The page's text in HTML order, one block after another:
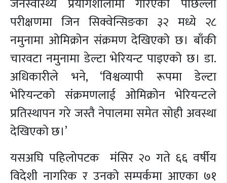
जनस्वास्थ्य प्रयोगशालामा गरिएको पछिल्लो
परीक्षणमा जिन सिक्वेन्सिङका ३२ मध्ये २८
नमुनामा ओमिक्रोन संक्रमण देखिएको छ। बाँकी
चारवटा नमुनामा डेल्टा भेरियन्ट पाइएको छ। डा.
अधिकारीले भने, ‘विश्वव्यापी रूपमा डेल्टा
भेरियन्टको संक्रमणलाई ओमिक्रोन भेरियन्टले
प्रतिस्थापन गरे जस्तै नेपालमा समेत सोही अवस्था
देखिएको छ।’
यसअघि पहिलोपटक मंसिर २० गते ६६ वर्षीय
विदेशी नागरिक र उनको सम्पर्कमा आएका ७१